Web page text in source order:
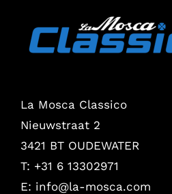
La Mosca Classico
Nieuwstraat 2
3421 BT OUDEWATER
T: +31 6 13302971
E: info@la-mosca.com